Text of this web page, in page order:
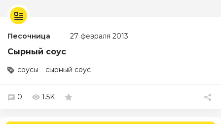
Песочница 27 февраля 2013
Сырный соус
соусы сырный соус
0 1.5K